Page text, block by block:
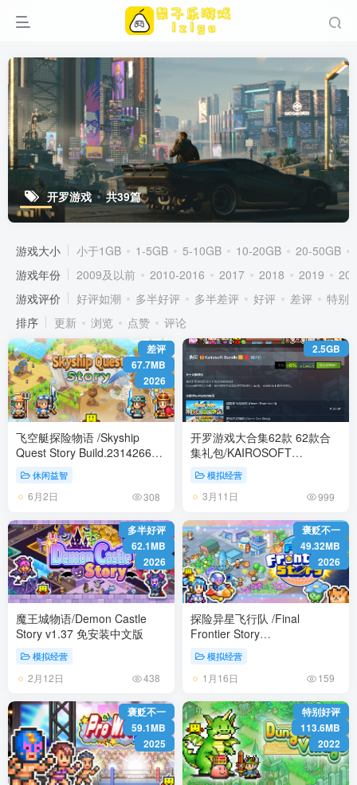
开罗游戏 共39篇
游戏大小 小于1GB 1-5GB 5-10GB 10-20GB 20-50GB
游戏年份
2009及以前 2010-2016 2017 2018 2019
游戏评价
好评如潮 多半好评 多半差评 好评 差评
特别
排序
更新 浏览 点赞 评论
差评
67.7MB
2026
飞空艇探险物语 /Skyship
Quest Story Build.23142667
休闲益智
6月2日 308
2.5GB
开罗游戏大合集62款 62款合
集礼包/KAIROSOFT
COLLECTION GAMES 免安
装中文版
模拟经营
3月11日 999
多半好评
62.1MB
2026
魔王城物语/Demon Castle
Story v1.37 免安装中文版
模拟经营
2月12日 438
褒贬不一
49.32MB
2026
探险异星飞行队 /Final
Frontier Story
模拟经营
1月16日 159
褒贬不一
59.1MB
2025
特别好评
113.6MB
2022